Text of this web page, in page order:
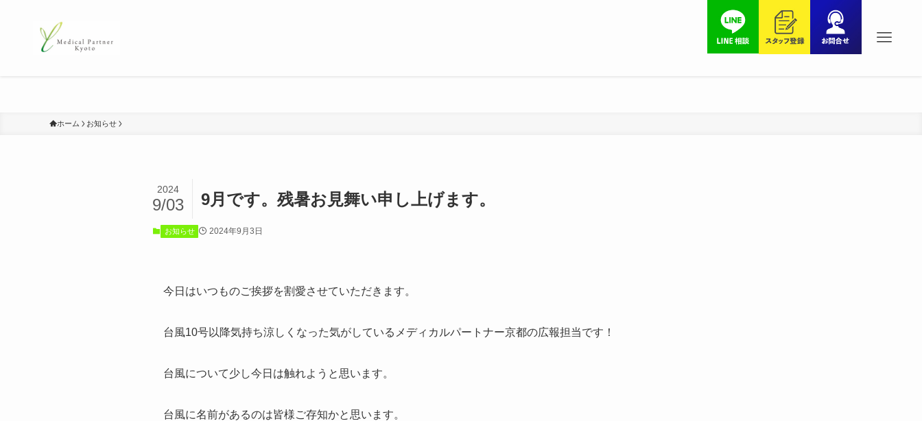
ホーム お知らせ
9月です。残暑お見舞い申し上げます。
2024
9/03
お知らせ 2024年9月3日
今日はいつものご挨拶を割愛させていただきます。
台風10号以降気持ち涼しくなった気がしているメディカルパートナー京都の広報担当です！
台風について少し今日は触れようと思います。
台風に名前があるのは皆様ご存知かと思います。